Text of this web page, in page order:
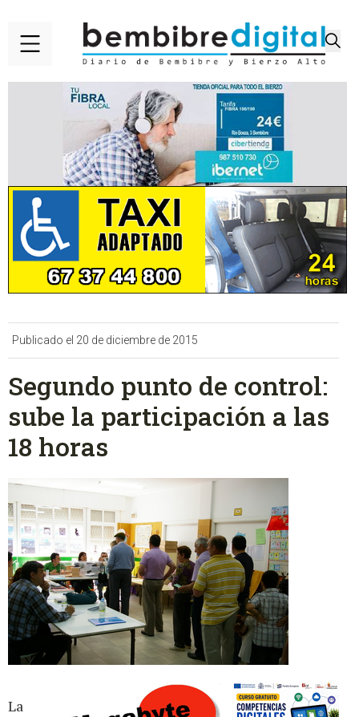
Publicado el 20 de diciembre de 2015
Segundo punto de control:
sube la participación a las
18 horas
La